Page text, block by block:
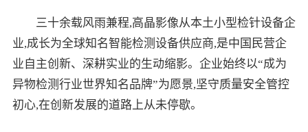
三十余载风雨兼程,高晶影像从本土小型检针设备企
业,成长为全球知名智能检测设备供应商,是中国民营企
业自主创新、深耕实业的生动缩影。企业始终以“成为
异物检测行业世界知名品牌”为愿景,坚守质量安全管控
初心,在创新发展的道路上从未停歇。